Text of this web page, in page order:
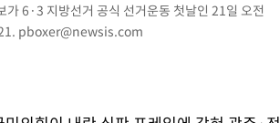
6·3 지방선거 공식 선거운동 첫날인 21일 오전
pboxer@newsis.com